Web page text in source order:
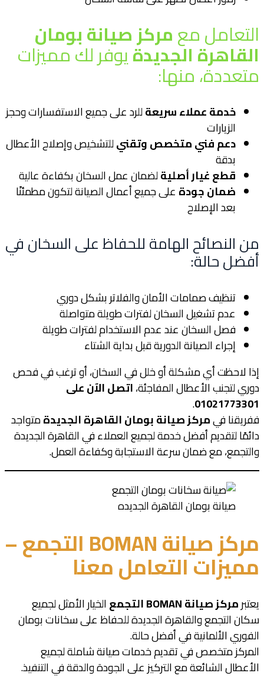
التعامل معمركز صيانة بومان
القاهرة الجديدةيوفر لك مميزات
متعددة، منها:
خدمة عملاء سريعةللرد على جميع الاستفسارات وحجز
الزيارات
دعم فني متخصص وتقنيللتشخيص وإصلاح الأعطال
بدقة
قطع غيار أصليةلضمان عمل السخان بكفاءة عالية
ضمان جودة على جميع أعمال الصيانة لتكون مطمئنًا
بعد الإصلاح
من النصائح الهامة للحفاظ على السخان في
أفضل حالة:
تنظيف صمامات الأمان والفلاتر بشكل دوري
عدم تشغيل السخان لفترات طويلة متواصلة
فصل السخان عند عدم الاستخدام لفترات طويلة
إجراء الصيانة الدورية قبل بداية الشتاء
إذا لاحظت أي مشكلة أو خلل في السخان، أو ترغب في فحص
دوري لتجنب الأعطال المفاجئة،اتصل الآن على
01021773301
.
ففريقنا فيمركز صيانة بومان القاهرة الجديدةمتواجد
دائمًا لتقديم أفضل خدمة لجميع العملاء في القاهرة الجديدة
والتجمع، مع ضمان سرعة الاستجابة وكفاءة العمل.
صيانة بومان القاهرة الجديده
مركز صيانة BOMAN التجمع –
مميزات التعامل معنا
يعتبرمركز صيانة BOMAN التجمع
الخيار الأمثل لجميع
سكان التجمع والقاهرة الجديدة للحفاظ على سخانات بومان
الفوري الألمانية في أفضل حالة.
المركز متخصص في تقديم خدمات صيانة شاملة لجميع
الأعطال الشائعة مع التركيز على الجودة والدقة في التنفيذ.